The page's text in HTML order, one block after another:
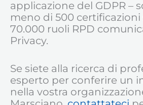
applicazione del GDPR –
meno di 500 certificazioni
70.000 ruoli RPD
Privacy.
Se siete alla ricerca di
esperto per conferire un
nella vostra